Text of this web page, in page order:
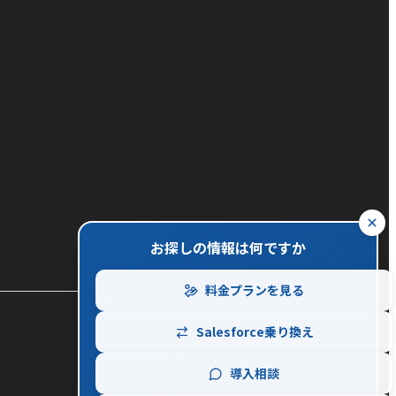
お探しの情報は何ですか
料金プランを見る
Salesforce乗り換え
導入相談
close